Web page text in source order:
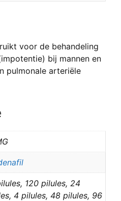
voor de behandeling
bij mannen en
pulmonale arteriële
120 pilules, 24
4 pilules, 48 pilules, 96